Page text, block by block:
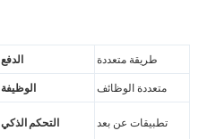
الدفع طريقة متعددة
الوظيفة متعددة الوظائف
التحكم الذكي تطبيقات عن بعد